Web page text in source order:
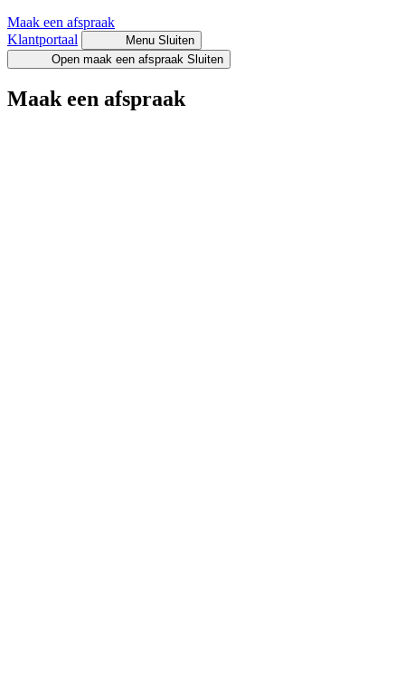
Maak een afspraak
Klantportaal
Menu Sluiten
Open maak een afspraak Sluiten
Maak een afspraak